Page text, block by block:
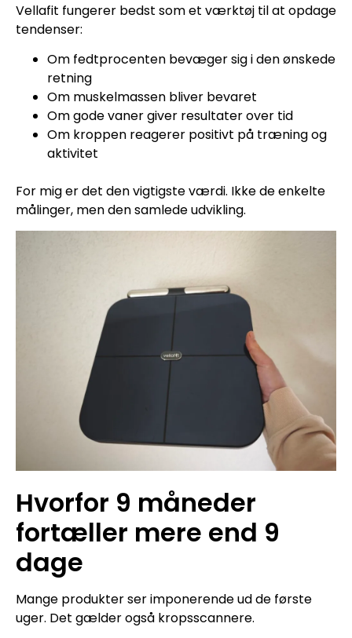
Vellafit fungerer bedst som et værktøj til at opdage
tendenser:
Om fedtprocenten bevæger sig i den ønskede
retning
Om muskelmassen bliver bevaret
Om gode vaner giver resultater over tid
Om kroppen reagerer positivt på træning og
aktivitet
For mig er det den vigtigste værdi. Ikke de enkelte
målinger, men den samlede udvikling.
Hvorfor 9 måneder
fortæller mere end 9
dage
Mange produkter ser imponerende ud de første
uger. Det gælder også kropsscannere.